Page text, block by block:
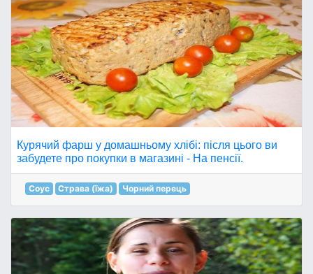
Курячий фарш у домашньому хлібі: після цього ви
забудете про покупки в магазині - На пенсії.
Соус Страва (їжа) Чорний перець